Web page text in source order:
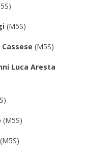
(M5S)
(M5S)
Luca Aresta
(M5S)
(M5S)